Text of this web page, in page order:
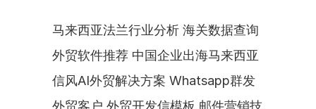
马来西亚法兰行业分析 海关数据查询
外贸软件推荐 中国企业出海马来西亚
信风AI外贸解决方案 Whatsapp群发
外贸客户 外贸开发信模板 邮件营销技